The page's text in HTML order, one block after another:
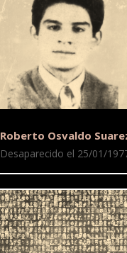
Roberto Osvaldo
Desaparecido el 25/01/